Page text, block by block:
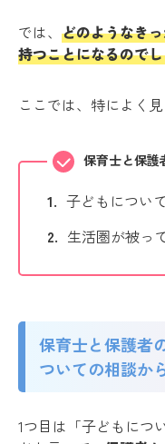
では、 どのようなき
持つことになるので
ここでは、特によく
保育士と保護
子どもについ
生活圏が被っ
保育士と保護者
ついての相談か
1つ目は「子どもにつ